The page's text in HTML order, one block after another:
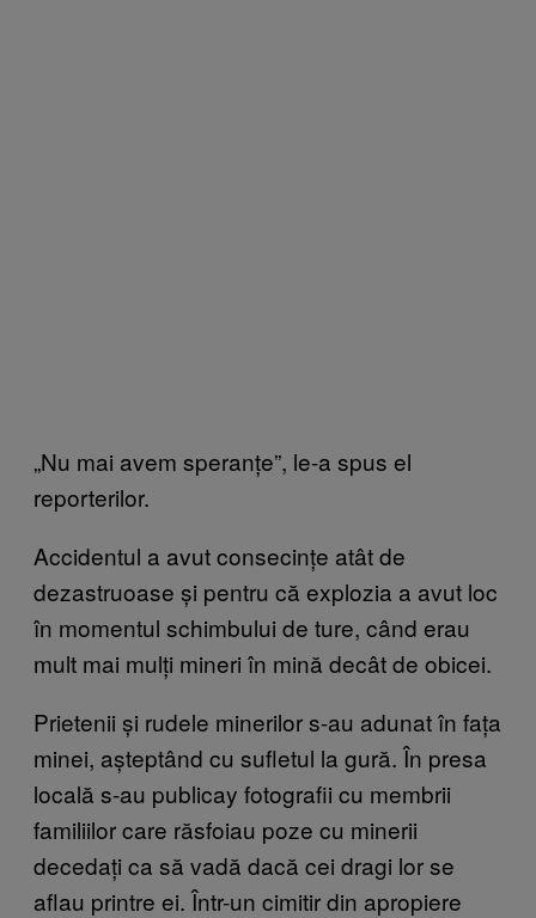
„Nu mai avem speranțe”, le-a spus el
reporterilor.
Accidentul a avut consecințe atât de
dezastruoase și pentru că explozia a avut loc
în momentul schimbului de ture, când erau
mult mai mulți mineri în mină decât de obicei.
Prietenii și rudele minerilor s-au adunat în fața
minei, așteptând cu sufletul la gură. În presa
locală s-au publicay fotografii cu membrii
familiilor care răsfoiau poze cu minerii
decedați ca să vadă dacă cei dragi lor se
aflau printre ei. Într-un cimitir din apropiere